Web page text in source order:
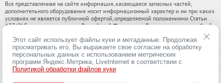
Вся представленная на сайте информация, касающаяся запасных частей,
дополнительного оборудования носит информационный характер и ни при каких
условиях не является публичной офертой, определяемой положениями Статьи
437 (2) Гражданского кодекса Российской Федерации. Для получения подробной
информации, пожалуйста, обращайтесь к нашим специалистам. чинамобил.рф ©
2013-2026. Все права охраняются законом.
Политика конфиденциальности
Этот сайт использует файлы куки и метаданные. Продолжая
просматривать его, Вы выражаете свое согласие на обработку
персональных данных с использованием метрических
программ Яндекс.Метрика, LiveInternet в соответствии с
Политикой обработки файлов куки